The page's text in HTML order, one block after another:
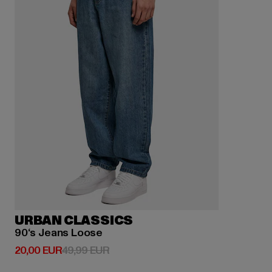
URBAN CLASSICS
90‘s Jeans Loose
20,00 EUR
Derzeitiger Preis: 20,00 EUR
49,99 EURAktionspreis: 49,99 EUR